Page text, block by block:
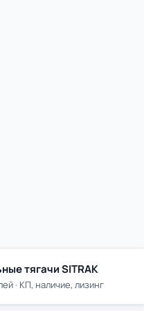
тягачи SITRAK
· КП, наличие, лизинг